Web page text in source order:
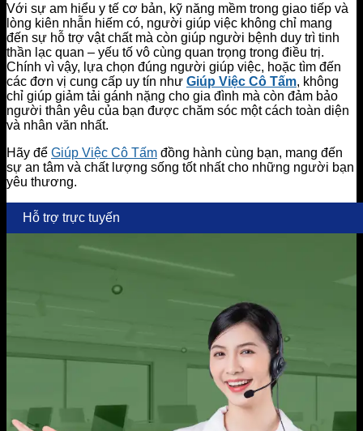
Với sự am hiểu y tế cơ bản, kỹ năng mềm trong giao tiếp và
lòng kiên nhẫn hiếm có, người giúp việc không chỉ mang
đến sự hỗ trợ vật chất mà còn giúp người bệnh duy trì tinh
thần lạc quan – yếu tố vô cùng quan trọng trong điều trị.
Chính vì vậy, lựa chọn đúng người giúp việc, hoặc tìm đến
các đơn vị cung cấp uy tín như Giúp Việc Cô Tấm, không
chỉ giúp giảm tải gánh nặng cho gia đình mà còn đảm bảo
người thân yêu của bạn được chăm sóc một cách toàn diện
và nhân văn nhất.
Hãy để Giúp Việc Cô Tấm đồng hành cùng bạn, mang đến
sự an tâm và chất lượng sống tốt nhất cho những người bạn
yêu thương.
Hỗ trợ trực tuyến